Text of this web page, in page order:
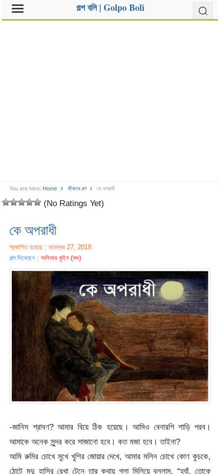
গল্প বলি | Golpo Boli
You are here: Home জীবনের গল্প কে অপরাধী
(No Ratings Yet)
কে অপরাধী
প্রকাশিত হয়েছে : নভেম্বর 27, 2018
গল্প লিখেছেন :অলিভার কুইন (শুভ)
-জানিস শ্রাবণ? আমার বিয়ে ঠিক হয়েছে। আমিও বেনারশি শাড়ি পরব।
আমাকে অনেক সুন্দর করে সাজানো হবে। কত মজা হবে। তাইনা?
আমি রুমির চোখে মুখে খুশির জোয়ার দেখে, আমার মলিন চোখে কোণ কুচকে,
ঠোটে মৃদু হাসির রেখা টেনে তার কথায় গলা মিলিয়ে বললাম, “হ্যাঁ, তোকে